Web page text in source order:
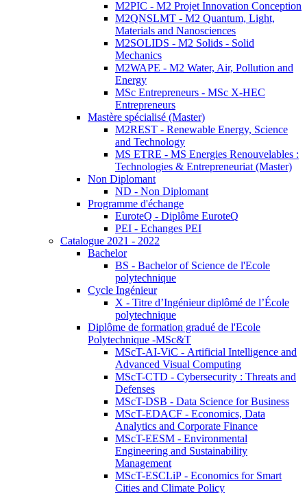
M2PIC - M2 Projet Innovation Conception
M2QNSLMT - M2 Quantum, Light,
Materials and Nanosciences
M2SOLIDS - M2 Solids - Solid
Mechanics
M2WAPE - M2 Water, Air, Pollution and
Energy
MSc Entrepreneurs - MSc X-HEC
Entrepreneurs
Mastère spécialisé (Master)
M2REST - Renewable Energy, Science
and Technology
MS ETRE - MS Energies Renouvelables :
Technologies & Entrepreneuriat (Master)
Non Diplomant
ND - Non Diplomant
Programme d'échange
EuroteQ - Diplôme EuroteQ
PEI - Echanges PEI
Catalogue 2021 - 2022
Bachelor
BS - Bachelor of Science de l'Ecole
polytechnique
Cycle Ingénieur
X - Titre d’Ingénieur diplômé de l’École
polytechnique
Diplôme de formation gradué de l'Ecole
Polytechnique -MSc&T
MScT-AI-ViC - Artificial Intelligence and
Advanced Visual Computing
MScT-CTD - Cybersecurity : Threats and
Defenses
MScT-DSB - Data Science for Business
MScT-EDACF - Economics, Data
Analytics and Corporate Finance
MScT-EESM - Environmental
Engineering and Sustainability
Management
MScT-ESCLiP - Economics for Smart
Cities and Climate Policy